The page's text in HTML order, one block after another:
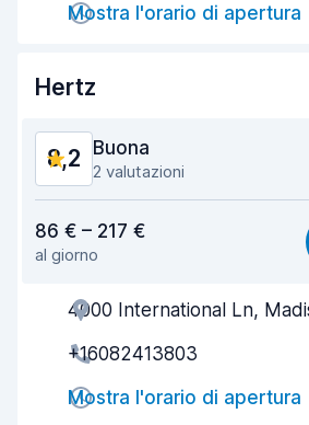
Condizioni dell'auto
Mostra l'orario di apertura
Hertz
8,2 Buona
2 valutazioni
Facile da trovare
Gentilezza degli agenti
Rapidità del ritiro
Rapidità della riconsegna
86 € – 217 €
al giorno
4000 International Ln,
+16082413803
Mostra l'orario di apertura